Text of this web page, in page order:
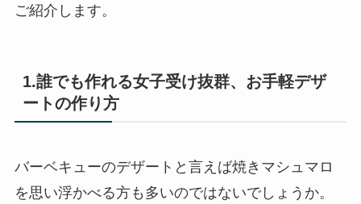
ご紹介します。
1.誰でも作れる女子受け抜群、お手軽デザ
ートの作り方
バーベキューのデザートと言えば焼きマシュマロ
を思い浮かべる方も多いのではないでしょうか。